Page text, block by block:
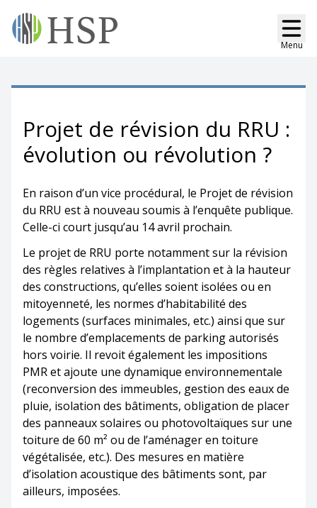
Menu
Projet de révision du RRU :
évolution ou révolution ?
En raison d’un vice procédural, le Projet de révision
du RRU est à nouveau soumis à l’enquête publique.
Celle-ci court jusqu’au 14 avril prochain.
Le projet de RRU porte notamment sur la révision
des règles relatives à l’implantation et à la hauteur
des constructions, qu’elles soient isolées ou en
mitoyenneté, les normes d’habitabilité des
logements (surfaces minimales, etc.) ainsi que sur
le nombre d’emplacements de parking autorisés
hors voirie. Il revoit également les impositions
PMR et ajoute une dynamique environnementale
(reconversion des immeubles, gestion des eaux de
pluie, isolation des bâtiments, obligation de placer
des panneaux solaires ou photovoltaïques sur une
toiture de 60 m² ou de l’aménager en toiture
végétalisée, etc.). Des mesures en matière
d’isolation acoustique des bâtiments sont, par
ailleurs, imposées.